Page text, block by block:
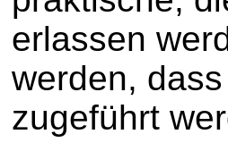
erlassen
werden,
zugeführt